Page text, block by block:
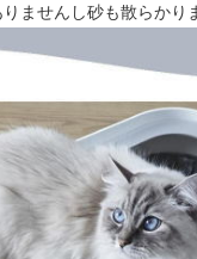
ませんし砂も散らかり